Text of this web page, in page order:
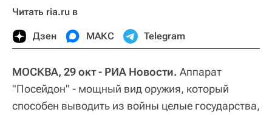
Читать ria.ru в
Дзен МАКС Telegram
МОСКВА, 29 окт - РИА Новости. Аппарат
"Посейдон" - мощный вид оружия, который
способен выводить из войны целые государства,